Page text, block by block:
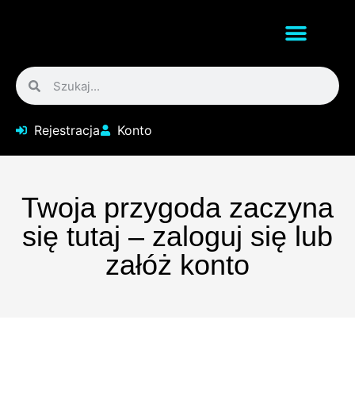
Rejestracja Konto
Twoja przygoda zaczyna
się tutaj – zaloguj się lub
załóż konto